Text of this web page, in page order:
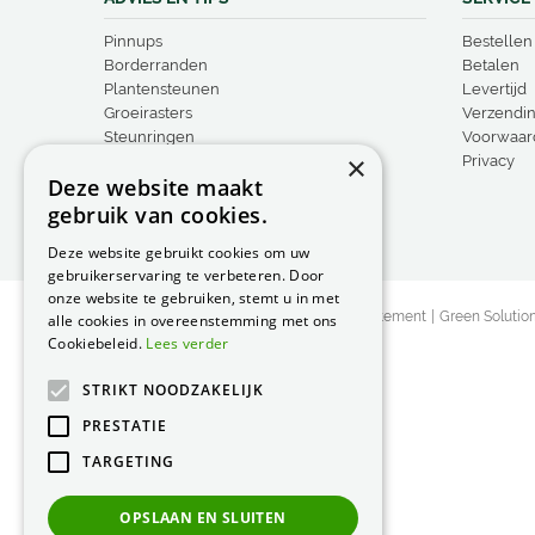
Pinnups
Borderranden
Plantensteunen
Groeirasters
Steunringen
Bestellen
Betalen
Levertijd
Privacy
© Peacock Garden Supports Privacy Statement Green
×
Deze website maakt
gebruik van cookies.
Deze website gebruikt cookies om uw
gebruikerservaring te verbeteren. Door
onze website te gebruiken, stemt u in met
alle cookies in overeenstemming met ons
Cookiebeleid. Lees verder
STRIKT NOODZAKELIJK
PRESTATIE
TARGETING
OPSLAAN EN SLUITEN